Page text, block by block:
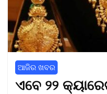
ଆଜିର ଖବର
ଏବେ ୨୨